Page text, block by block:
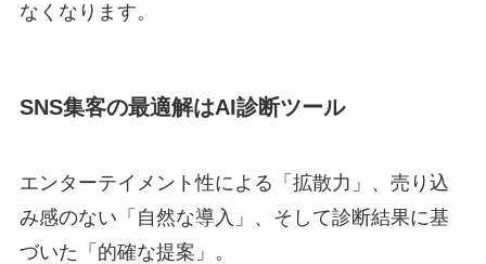
なくなります。
SNS集客の最適解はAI診断ツール
エンターテイメント性による「拡散力」、売り込
み感のない「自然な導入」、そして診断結果に基
づいた「的確な提案」。